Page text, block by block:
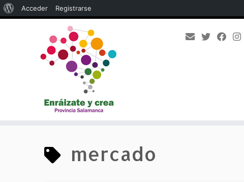
mercado
Acerca
Acceder
Registrarse